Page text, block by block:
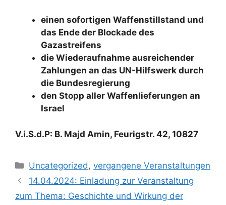
einen sofortigen Waffenstillstand und
das Ende der Blockade des
Gazastreifens
die Wiederaufnahme ausreichender
Zahlungen an das UN-Hilfswerk durch
die Bundesregierung
den Stopp aller Waffenlieferungen an
Israel
V.i.S.d.P: B. Majd Amin, Feurigstr. 42, 10827
Kategorien
Uncategorized ,vergangene Veranstaltungen
14.04.2024: Einladung zur Veranstaltung
zum Thema: Geschichte und Wirkung der